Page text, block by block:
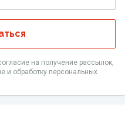
на получение рассылок,
и обработку персональных